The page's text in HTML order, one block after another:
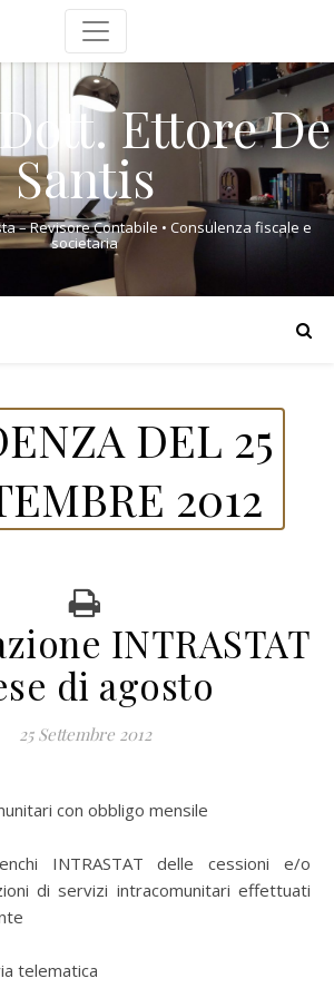
Ettore De
Santis
– Revisore Contabile • Consulenza fiscale e
societaria
DEL 25
2012
INTRASTAT
di agosto
25 Settembre 2012
con obbligo mensile
INTRASTAT delle cessioni e/o
di servizi intracomunitari effettuati
telematica